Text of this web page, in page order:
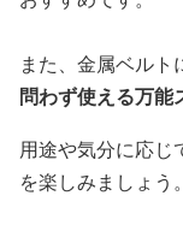
また、金属ベルト
問わず使える万能
用途や気分に応じ
を楽しみましょう。